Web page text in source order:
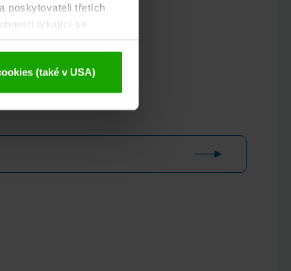
poskytovateli třetích
týkající se
(také v USA)